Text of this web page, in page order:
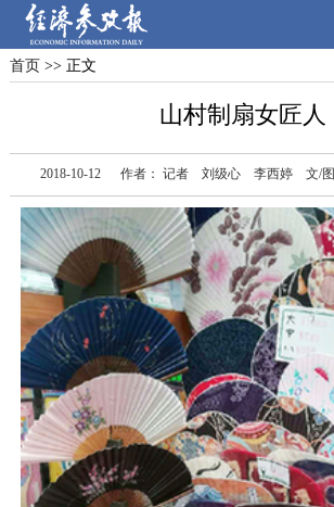
首页 深度
首页 >> 正文
山村制扇女匠人
2018-10-12 作者： 记者 刘级心 李西婷 文/图